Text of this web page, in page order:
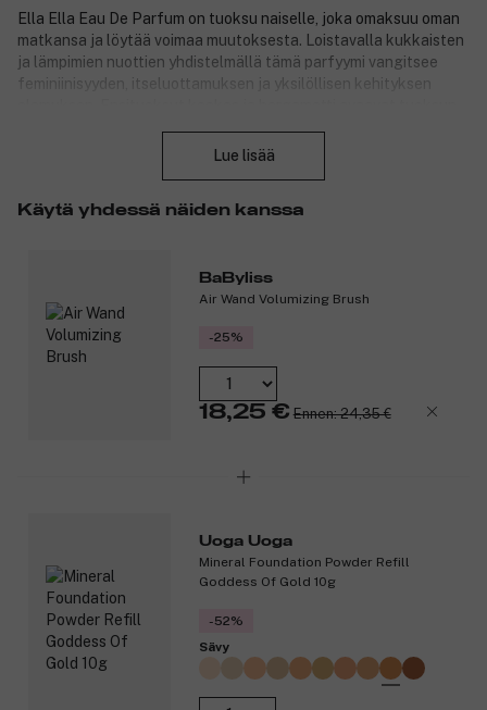
Ella Ella Eau De Parfum on tuoksu naiselle, joka omaksuu oman
matkansa ja löytää voimaa muutoksesta. Loistavalla kukkaisten
ja lämpimien nuottien yhdistelmällä tämä parfyymi vangitsee
feminiinisyyden, itseluottamuksen ja yksilöllisen kehityksen
appelsiininkukka ja jasmiini sambac antavat pehmeän ja
täytettävä ja kehitetty vastuullisen luksuksen keskiössä –
Lue lisää
Käytä yhdessä näiden kanssa
BaByliss
Air Wand Volumizing Brush
-25%
18,25 € Ennen: 24,35 €
Uoga Uoga
Mineral Foundation Powder Refill
Goddess Of Gold 10g
-52%
Sävy